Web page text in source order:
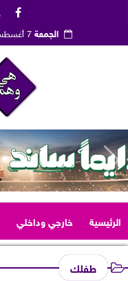
الجمعة
الرئيسية خارجي وداخلي
طفلك